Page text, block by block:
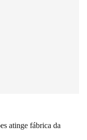
atinge fábrica da